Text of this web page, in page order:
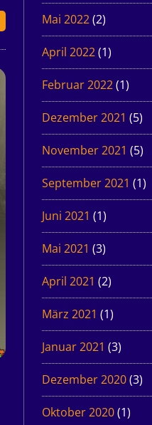
Mai 2022(2)
April 2022(1)
Februar 2022(1)
Dezember 2021 (5)
November 2021 (5)
September 2021 (1)
Juni 2021 (1)
Mai 2021 (3)
April 2021 (2)
März 2021 (1)
Januar 2021 (3)
Dezember 2020(3)
Oktober 2020(1)